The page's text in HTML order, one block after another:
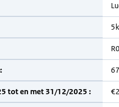
tot en met 31/12/2025 :